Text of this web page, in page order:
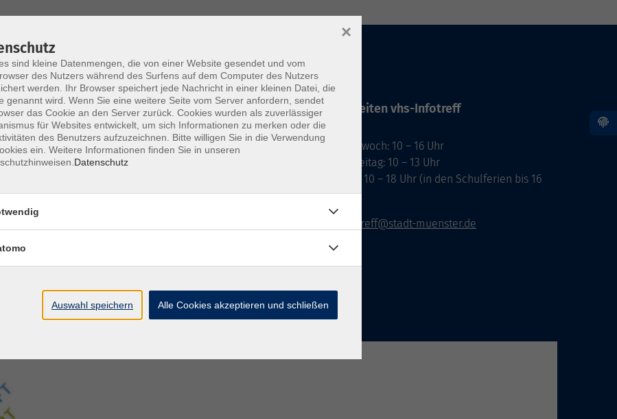
Volkshochschule Münster
Aegidiistraße 70
48143 Münster
vhs@stadt-muenster.de
Lage im Stadtplan
Öffnungszeiten vhs-Infotreff
Montag, Mittwoch: 10 – 16 Uhr
Dienstag, Freitag: 10 – 13 Uhr
Donnerstag: 10 – 18 Uhr (in den Schulferien bis 16
Uhr)
vhs-infotreff@stadt-muenster.de
sind kleine Datenmengen, die von einer Website gesendet und vom
des Nutzers während des Surfens auf dem Computer des Nutzers
werden. Ihr Browser speichert jede Nachricht in einer kleinen Datei, die
genannt wird. Wenn Sie eine weitere Seite vom Server anfordern, sendet
das Cookie an den Server zurück. Cookies wurden als zuverlässiger
für Websites entwickelt, um sich Informationen zu merken oder die
des Benutzers aufzuzeichnen. Bitte willigen Sie in die Verwendung
ein. Weitere Informationen finden Sie in unseren
Datenschutz
×
Auswahl speichern Alle Cookies akzeptieren und schließen